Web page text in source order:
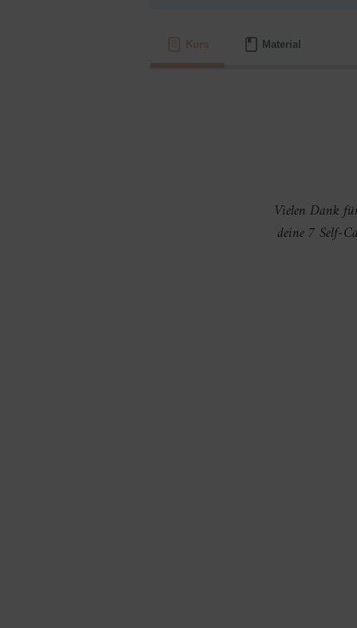
Material
Vielen Dank
deine 7 Self-